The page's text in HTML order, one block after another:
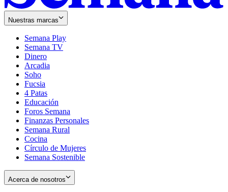
Nuestras marcas
Semana Play
Semana TV
Dinero
Arcadia
Soho
in
new
window
Fucsia
in
new
window
4 Patas
Educación
Foros Semana
Finanzas Personales
Semana Rural
Cocina
Círculo de Mujeres
Semana Sostenible
Acerca de nosotros